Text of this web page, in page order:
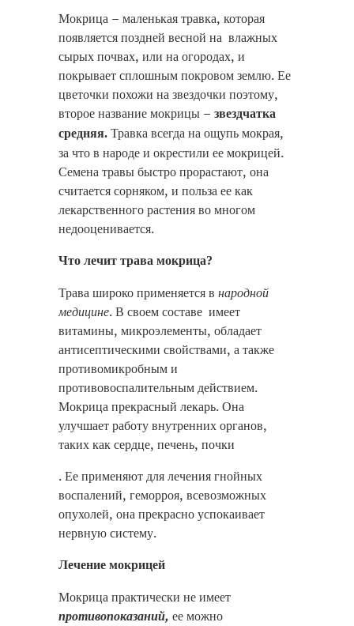
Мокрица – маленькая травка, которая
появляется поздней весной на влажных
сырых почвах, или на огородах, и
покрывает сплошным покровом землю. Ее
цветочки похожи на звездочки поэтому,
второе название мокрицы – звездчатка
средняя. Травка всегда на ощупь мокрая,
за что в народе и окрестили ее мокрицей.
Семена травы быстро прорастают, она
считается сорняком, и польза ее как
лекарственного растения во многом
недооценивается.
Что лечит трава мокрица?
Трава широко применяется в народной
медицине. В своем составе имеет
витамины, микроэлементы, обладает
антисептическими свойствами, а также
противомикробным и
противовоспалительным действием.
Мокрица прекрасный лекарь. Она
улучшает работу внутренних органов,
таких как сердце, печень, почки
. Ее применяют для лечения гнойных
воспалений, геморроя, всевозможных
опухолей, она прекрасно успокаивает
нервную систему.
Лечение мокрицей
Мокрица практически не имеет
противопоказаний, ее можно